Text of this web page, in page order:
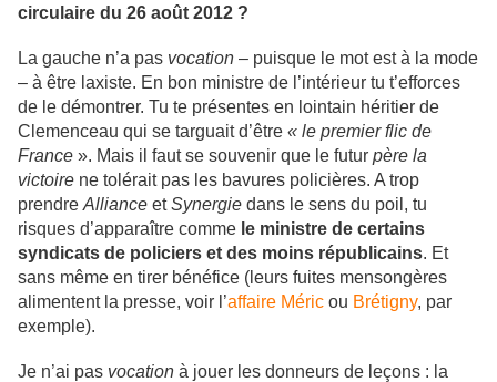
circulaire du 26 août 2012 ?
La gauche n’a pas vocation – puisque le mot est à la mode
– à être laxiste. En bon ministre de l’intérieur tu t’efforces
de le démontrer. Tu te présentes en lointain héritier de
Clemenceau qui se targuait d’être « le premier flic de
France ». Mais il faut se souvenir que le futur père la
victoire ne tolérait pas les bavures policières. A trop
prendre Alliance etSynergie dans le sens du poil, tu
risques d’apparaître comme le ministre de certains
syndicats de policiers et des moins républicains. Et
sans même en tirer bénéfice (leurs fuites mensongères
alimentent la presse, voir l’affaire Méric ou Brétigny, par
exemple).
Je n’ai pas vocation à jouer les donneurs de leçons : la